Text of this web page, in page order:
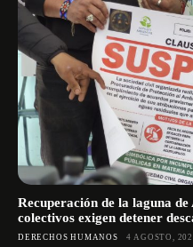
Recuperación de la laguna
colectivos exigen detener
DERECHOS HUMANOS 4 AGOSTO,